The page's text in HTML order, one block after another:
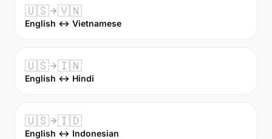
🇺🇸 🇻🇳
English ↔ Vietnamese
🇺🇸 🇮🇳
English ↔ Hindi
🇺🇸 🇮🇩
English ↔ Indonesian